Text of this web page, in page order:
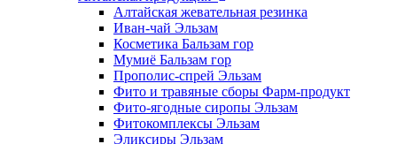
Алтайская жевательная резинка
Иван-чай Эльзам
Косметика Бальзам гор
Мумиё Бальзам гор
Прополис-спрей Эльзам
Фито и травяные сборы Фарм-продукт
Фито-ягодные сиропы Эльзам
Фитокомплексы Эльзам
Эликсиры Эльзам